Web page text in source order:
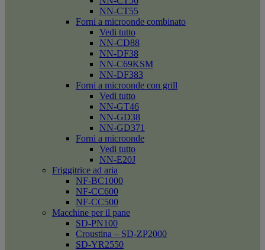
NN-CT55
Forni a microonde combinato
Vedi tutto
NN-CD88
NN-DF38
NN-C69KSM
NN-DF383
Forni a microonde con grill
Vedi tutto
NN-GT46
NN-GD38
NN-GD371
Forni a microonde
Vedi tutto
NN-E20J
Friggitrice ad aria
NF-BC1000
NF-CC600
NF-CC500
Macchine per il pane
SD-PN100
Croustina – SD-ZP2000
SD-YR2550